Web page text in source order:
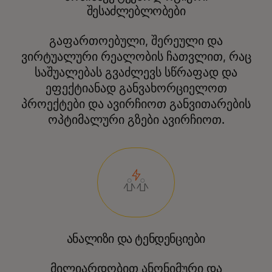
შესაძლებლობები
გაფართოებული, შერეული და
ვირტუალური რეალობის ჩათვლით, რაც
საშუალებას გვაძლევს სწრაფად და
ეფექტიანად განვახორციელოთ
პროექტები და ავირჩიოთ განვითარების
ოპტიმალური გზები ავირჩიოთ.
ანალიზი და ტენდენციები
მილიარდობით ანონიმური და